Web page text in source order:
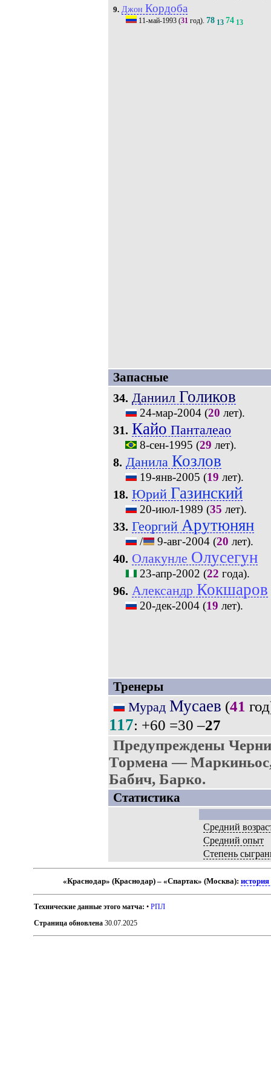
9. Джон Кордоба
11-май-1993(31год). 78 13 74 13
Запасные
34. Даниил Голиков
24-мар-2004(20 лет).
31. Кайо Панталеао
8-сен-1995 (29 лет).
8. Данила Козлов
19-янв-2005 (19 лет).
18. Юрий Газинский
20-июл-1989 (35 лет).
33. Георгий Арутюнян
/ 9-авг-2004(20 лет).
40. Олакунле Олусегун
23-апр-2002 (22 года).
96. Александр Кокшаров
20-дек-2004(19 лет).
Тренеры
Мурад Мусаев (41
117: +60 =30 –27
Предупреждены
Тормена —
Бабич, Барко.
Статистика
Средний
Средний опыт
Степень
«Краснодар» (Краснодар) – «Спартак» (Москва):история
Технические данные этого матча: •РПЛ
Страница обновлена 30.07.2025